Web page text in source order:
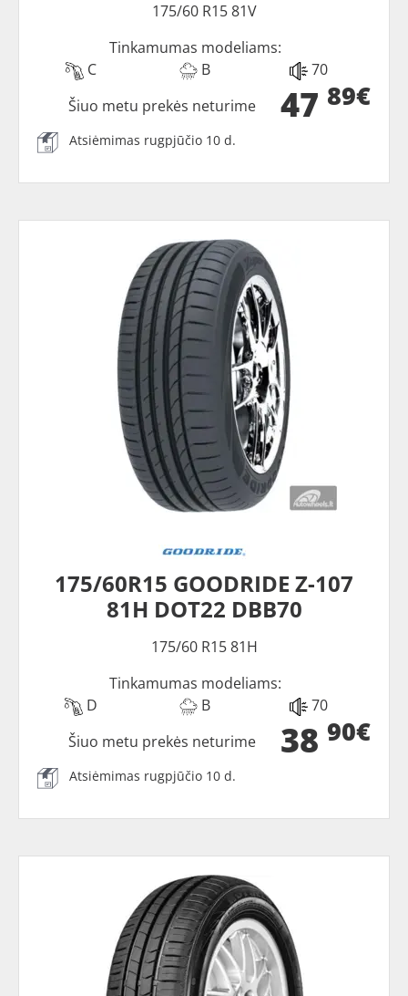
175/60 R15 81V
Tinkamumas modeliams:
C
B 70
47 89€
Šiuo metu prekės neturime
Atsiėmimas rugpjūčio 10 d.
175/60R15 GOODRIDE Z-107
81H DOT22 DBB70
175/60 R15 81H
Tinkamumas modeliams:
D
B 70
38 90€
Šiuo metu prekės neturime
Atsiėmimas rugpjūčio 10 d.